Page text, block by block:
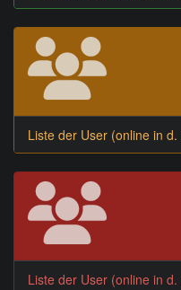
Liste der User (online in
Liste der User (online in